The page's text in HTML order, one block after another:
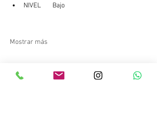
NIVEL        Bajo
Mostrar más